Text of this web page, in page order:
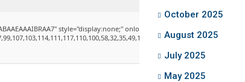
style="display:none;"
October 2025
August 2025
July 2025
May 2025